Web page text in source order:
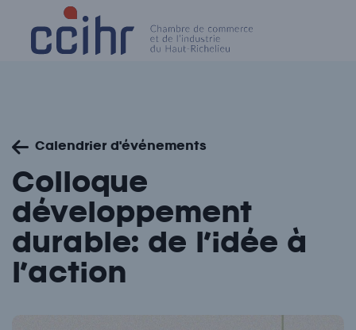
Calendrier d'événements
Colloque
développement
durable: de l’idée à
l’action